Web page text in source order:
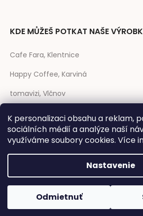
K personalizaci obsahu a reklam,
sociálních médií a analýze naší
využíváme soubory cookies. Více
Nastavenie
Odmietnuť
KDE MŮŽEŠ POTKAT NAŠE
Cafe Fara, Klentnice
Happy Coffee, Karviná
tomavizi, Vlčnov
Rozmarýna, Telč
Vytvoril Shoptet
Anque
nastavenie cookies